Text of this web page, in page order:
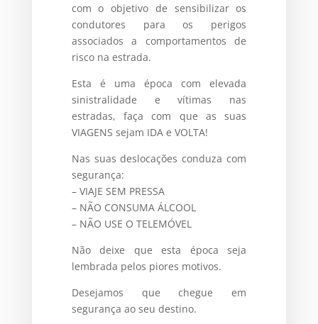
com o objetivo de sensibilizar os
condutores para os perigos
associados a comportamentos de
risco na estrada.
Esta é uma época com elevada
sinistralidade e vítimas nas
estradas, faça com que as suas
VIAGENS sejam IDA e VOLTA!
Nas suas deslocações conduza com
segurança:
– VIAJE SEM PRESSA
– NÃO CONSUMA ÁLCOOL
– NÃO USE O TELEMÓVEL
Não deixe que esta época seja
lembrada pelos piores motivos.
Desejamos que chegue em
segurança ao seu destino.